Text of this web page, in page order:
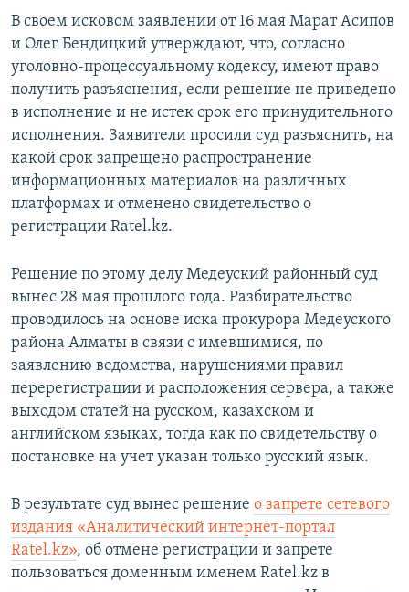
В своем исковом заявлении от 16 мая Марат Асипов
и Олег Бендицкий утверждают, что, согласно
уголовно-процессуальному кодексу, имеют право
получить разъяснения, если решение не приведено
в исполнение и не истек срок его принудительного
исполнения. Заявители просили суд разъяснить, на
какой срок запрещено распространение
информационных материалов на различных
платформах и отменено свидетельство о
регистрации Ratel.kz.
Решение по этому делу Медеуский районный суд
вынес 28 мая прошлого года. Разбирательство
проводилось на основе иска прокурора Медеуского
района Алматы в связи с имевшимися, по
заявлению ведомства, нарушениями правил
перерегистрации и расположения сервера, а также
выходом статей на русском, казахском и
английском языках, тогда как по свидетельству о
постановке на учет указан только русский язык.
В результате суд вынес решение о запрете сетевого
издания «Аналитический интернет-портал
Ratel.kz», об отмене регистрации и запрете
пользоваться доменным именем Ratel.kz в